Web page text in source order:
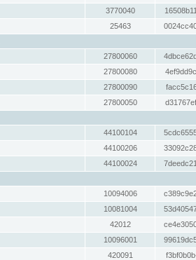
3770040
25463
27800060
27800080
27800090
27800050
44100104
44100206
44100024
10094006
10081004
42012
10096001
420091